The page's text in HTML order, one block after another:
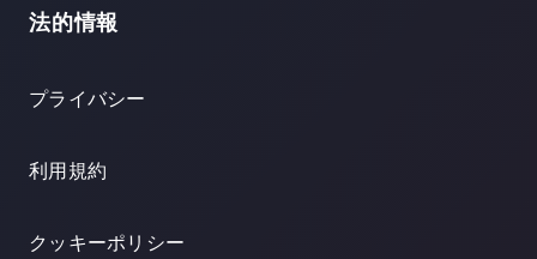
法的情報
プライバシー
利用規約
クッキーポリシー